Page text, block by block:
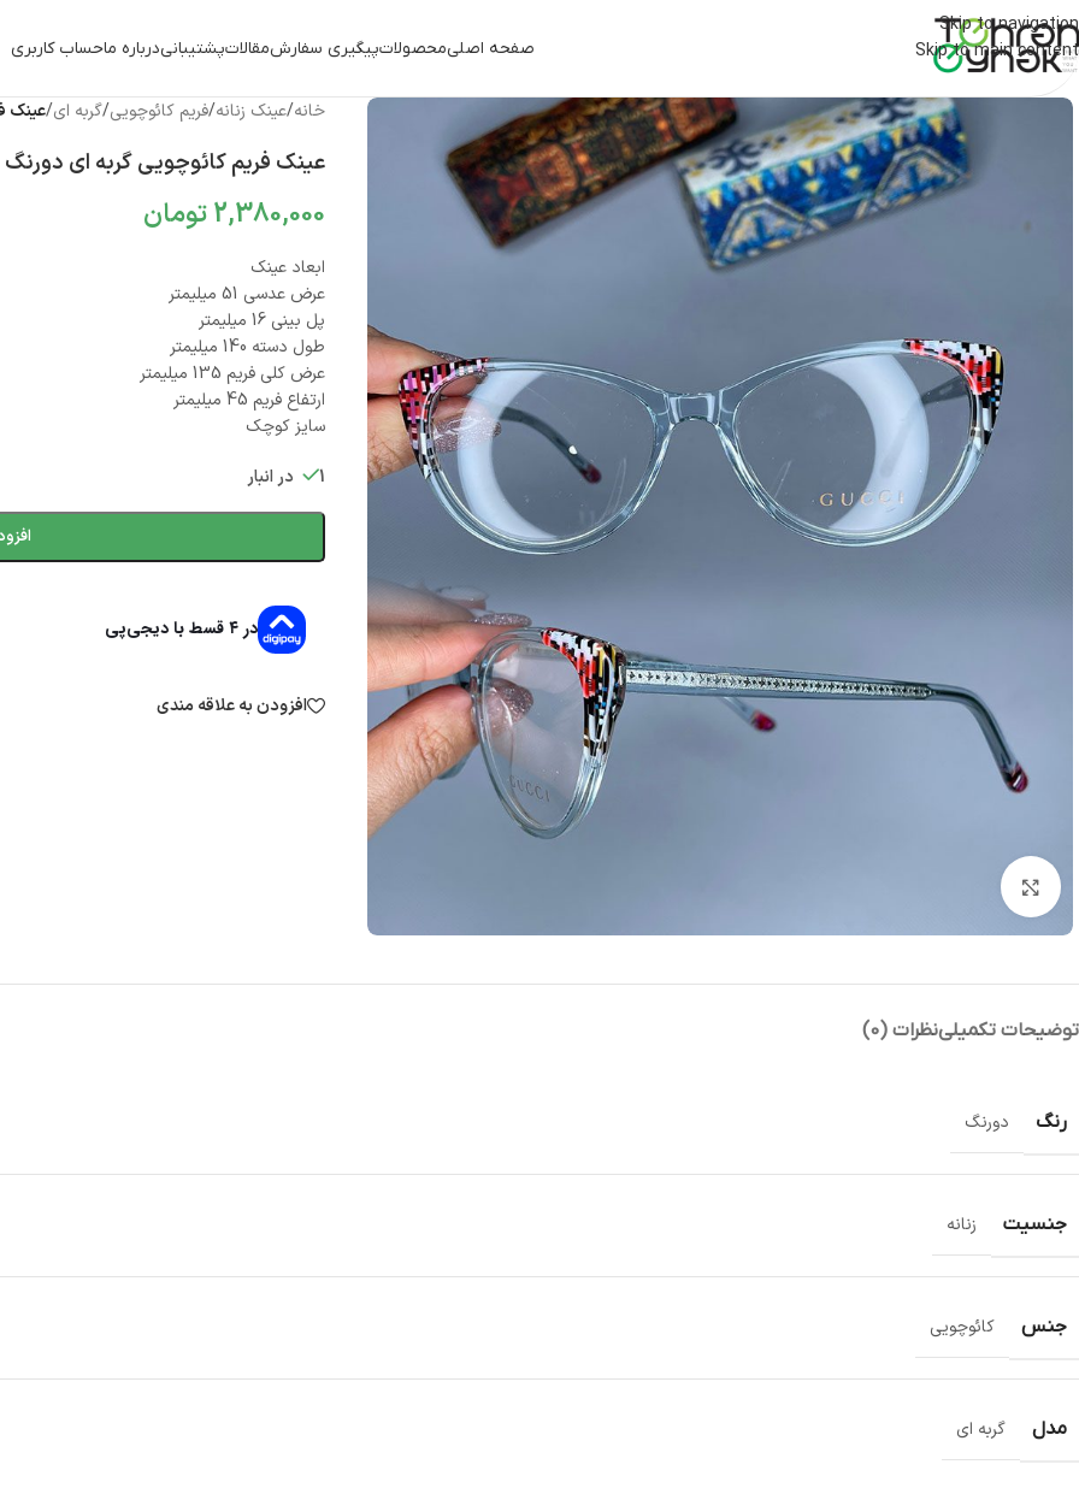
Skip to navigation
Skip to main content
صفحه اصلیمحصولاتپیگیری سفارشمقالاتپشتیبانیدرباره ماحساب کاربری
خانه/عینک زنانه/فریم کائوچویی/گربه ای/عینک
عینک فریم کائوچویی گربه ای دورنگ
2,380,000تومان
ابعاد عینک
عرض عدسی 51 میلیمتر
پل بینی 16 میلیمتر
طول دسته 140 میلیمتر
عرض کلی فریم 135 میلیمتر
ارتفاع فریم 45 میلیمتر
سایز کوچک
1 در انبار
در ۴ قسط با دیجی‌پی
افزودن به علاقه مندی
توضیحات تکمیلینظرات (0)
رنگ دورنگ
جنسیت زنانه
جنس کائوچویی
مدل گربه ای